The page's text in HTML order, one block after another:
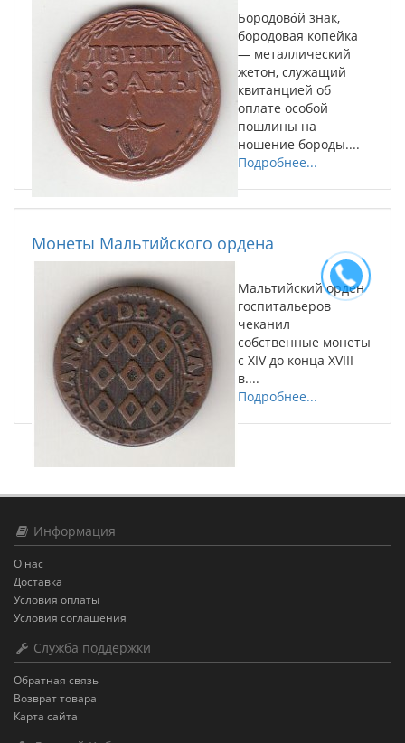
Бородово́й знак,
бородовая копейка
— металлический
жетон, служащий
квитанцией об
оплате особой
пошлины на
ношение бороды....
Подробнее...
Монеты Мальтийского ордена
Мальтийский орден
госпитальеров
чеканил
собственные монеты
с XIV до конца XVIII
в....
Подробнее...
Информация
О нас
Доставка
Условия оплаты
Условия соглашения
Служба поддержки
Обратная связь
Возврат товара
Карта сайта